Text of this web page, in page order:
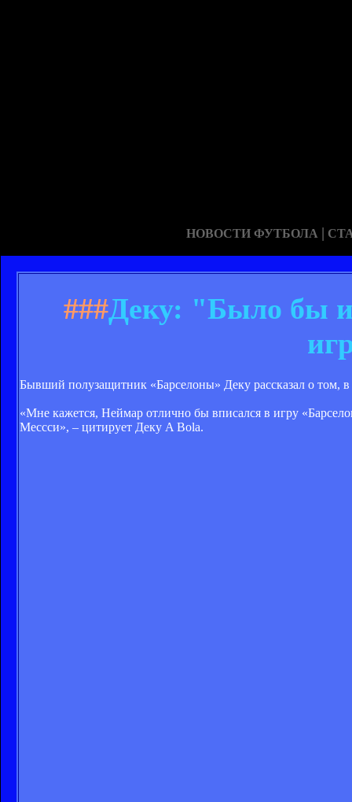
НОВОСТИ ФУТБОЛА |
###Деку: "Было бы
Бывший полузащитник «Барселоны» Деку рассказал о том,
«Мне кажется, Неймар отлично бы вписался в игру
Мессси», – цитирует Деку A Bola.